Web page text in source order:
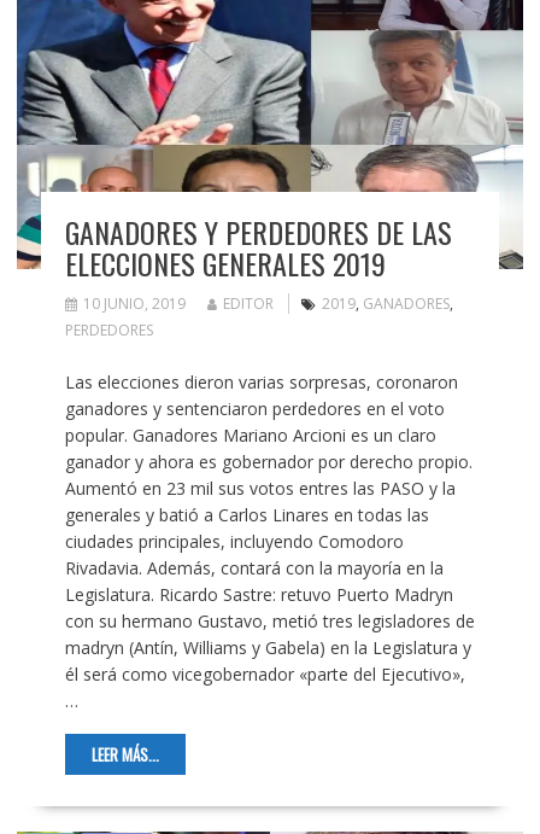
GANADORES Y PERDEDORES DE LAS
ELECCIONES GENERALES 2019
10 JUNIO, 2019 EDITOR 2019, GANADORES,
PERDEDORES
Las elecciones dieron varias sorpresas, coronaron
ganadores y sentenciaron perdedores en el voto
popular. Ganadores Mariano Arcioni es un claro
ganador y ahora es gobernador por derecho propio.
Aumentó en 23 mil sus votos entres las PASO y la
generales y batió a Carlos Linares en todas las
ciudades principales, incluyendo Comodoro
Rivadavia. Además, contará con la mayoría en la
Legislatura. Ricardo Sastre: retuvo Puerto Madryn
con su hermano Gustavo, metió tres legisladores de
madryn (Antín, Williams y Gabela) en la Legislatura y
él será como vicegobernador «parte del Ejecutivo»,
…
LEER MÁS...